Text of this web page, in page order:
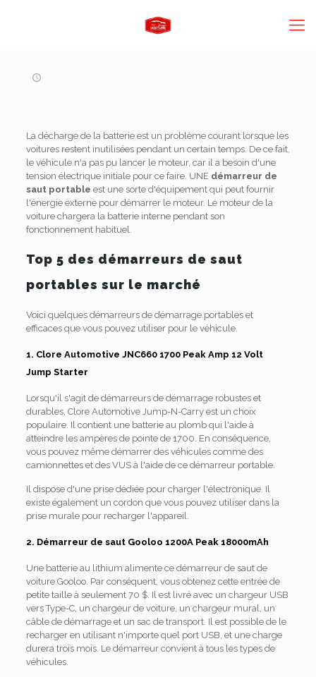
La décharge de la batterie est un problème courant lorsque les
voitures restent inutilisées pendant un certain temps. De ce fait,
le véhicule n'a pas pu lancer le moteur, car il a besoin d'une
tension électrique initiale pour ce faire. UNE démarreur de
saut portable est une sorte d'équipement qui peut fournir
l'énergie externe pour démarrer le moteur. Le moteur de la
voiture chargera la batterie interne pendant son
fonctionnement habituel.
Top 5 des démarreurs de saut
portables sur le marché
Voici quelques démarreurs de démarrage portables et
efficaces que vous pouvez utiliser pour le véhicule.
1. Clore Automotive JNC660 1700 Peak Amp 12 Volt
Jump Starter
Lorsqu'il s'agit de démarreurs de démarrage robustes et
durables, Clore Automotive Jump-N-Carry est un choix
populaire. Il contient une batterie au plomb qui l'aide à
atteindre les ampères de pointe de 1700. En conséquence,
vous pouvez même démarrer des véhicules comme des
camionnettes et des VUS à l'aide de ce démarreur portable.
Il dispose d'une prise dédiée pour charger l'électronique. Il
existe également un cordon que vous pouvez utiliser dans la
prise murale pour recharger l'appareil.
2. Démarreur de saut Gooloo 1200A Peak 18000mAh
Une batterie au lithium alimente ce démarreur de saut de
voiture Gooloo. Par conséquent, vous obtenez cette entrée de
petite taille à seulement 70 $. Il est livré avec un chargeur USB
vers Type-C, un chargeur de voiture, un chargeur mural, un
câble de démarrage et un sac de transport. Il est possible de le
recharger en utilisant n'importe quel port USB, et une charge
durera trois mois. Le démarreur convient à tous les types de
véhicules.